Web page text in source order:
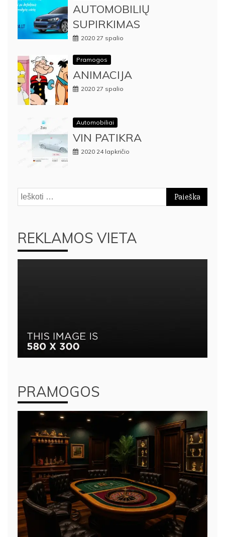
AUTOMOBILIŲ
SUPIRKIMAS
2020 27 spalio
Pramogos
ANIMACIJA
2020 27 spalio
Automobiliai
VIN PATIKRA
2020 24 lapkričio
Ieškoti:
REKLAMOS VIETA
PRAMOGOS